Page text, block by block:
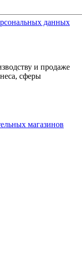
данных
и продаже
сферы
магазинов